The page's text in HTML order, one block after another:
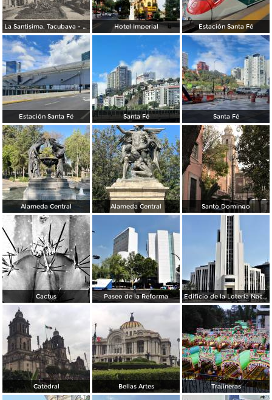
La Santisima, Tacubaya - México Hotel Imperial Estación Santa Fé
Estación Santa Fé Santa Fé Santa Fé
Alameda Central Alameda Central Santo Domingo
Cactus Paseo de la Reforma Edificio de la Lotería Nacional
Catedral Bellas Artes Trajineras